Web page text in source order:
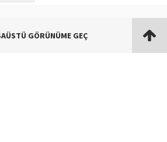
GÖRÜNÜME GEÇ